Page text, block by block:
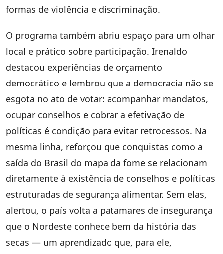
formas de violência e discriminação.
O programa também abriu espaço para um olhar
local e prático sobre participação. Irenaldo
destacou experiências de orçamento
democrático e lembrou que a democracia não se
esgota no ato de votar: acompanhar mandatos,
ocupar conselhos e cobrar a efetivação de
políticas é condição para evitar retrocessos. Na
mesma linha, reforçou que conquistas como a
saída do Brasil do mapa da fome se relacionam
diretamente à existência de conselhos e políticas
estruturadas de segurança alimentar. Sem elas,
alertou, o país volta a patamares de insegurança
que o Nordeste conhece bem da história das
secas — um aprendizado que, para ele,